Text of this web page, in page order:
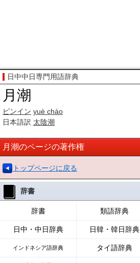
日中中日専門用語辞典
月潮
ピンイン yuè cháo
日本語訳 太陰潮
月潮のページの著作権
トップページに戻る
辞書
辞書 類語辞典
日中・中日辞典 日韓・韓日辞典
インドネシア語辞典 タイ語辞典